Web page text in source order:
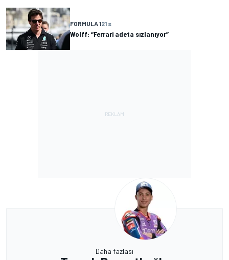
FORMULA 121 s
Wolff: “Ferrari adeta sızlanıyor”
Daha fazlası